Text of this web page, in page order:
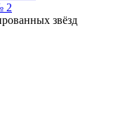
2
звёзд